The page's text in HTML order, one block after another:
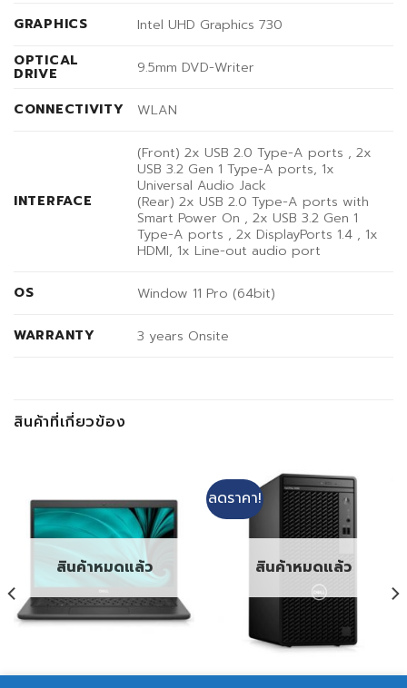
GRAPHICS
Intel UHD Graphics 730
OPTICAL
DRIVE 9.5mm DVD-Writer
CONNECTIVITY WLAN
INTERFACE
(Front) 2x USB 2.0 Type-A ports , 2x
USB 3.2 Gen 1 Type-A ports, 1x
Universal Audio Jack
(Rear) 2x USB 2.0 Type-A ports with
Smart Power On , 2x USB 3.2 Gen 1
Type-A ports , 2x DisplayPorts 1.4 , 1x
HDMI, 1x Line-out audio port
OS Window 11 Pro (64bit)
WARRANTY 3 years Onsite
สินค้าที่เกี่ยวข้อง
สินค้าหมดแล้ว
ลดราคา!
สินค้าหมดแล้ว